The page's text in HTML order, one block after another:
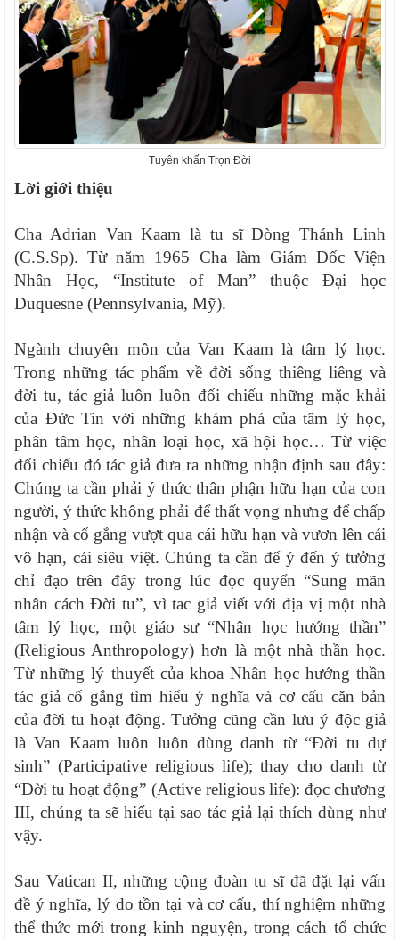
Tuyên khấn Trọn Đời
Lời giới thiệu
Cha Adrian Van Kaam là tu sĩ Dòng Thánh Linh
(C.S.Sp). Từ năm 1965 Cha làm Giám Đốc Viện
Nhân Học, “Institute of Man” thuộc Đại học
Duquesne (Pennsylvania, Mỹ).
Ngành chuyên môn của Van Kaam là tâm lý học.
Trong những tác phẩm về đời sống thiêng liêng và
đời tu, tác giả luôn luôn đối chiếu những mặc khải
của Đức Tin với những khám phá của tâm lý học,
phân tâm học, nhân loại học, xã hội học… Từ việc
đối chiếu đó tác giả đưa ra những nhận định sau đây:
Chúng ta cần phải ý thức thân phận hữu hạn của con
người, ý thức không phải để thất vọng nhưng để chấp
nhận và cố gắng vượt qua cái hữu hạn và vươn lên cái
vô hạn, cái siêu việt. Chúng ta cần để ý đến ý tưởng
chỉ đạo trên đây trong lúc đọc quyển “Sung mãn
nhân cách Đời tu”, vì tac giả viết với địa vị một nhà
tâm lý học, một giáo sư “Nhân học hướng thần”
(Religious Anthropology) hơn là một nhà thần học.
Từ những lý thuyết của khoa Nhân học hướng thần
tác giả cố gắng tìm hiểu ý nghĩa và cơ cấu căn bản
của đời tu hoạt động. Tưởng cũng cần lưu ý độc giả
là Van Kaam luôn luôn dùng danh từ “Đời tu dự
sinh” (Participative religious life); thay cho danh từ
“Đời tu hoạt động” (Active religious life): đọc chương
III, chúng ta sẽ hiểu tại sao tác giả lại thích dùng như
vậy.
Sau Vatican II, những cộng đoàn tu sĩ đã đặt lại vấn
đề ý nghĩa, lý do tồn tại và cơ cấu, thí nghiệm những
thể thức mới trong kinh nguyện, trong cách tổ chức